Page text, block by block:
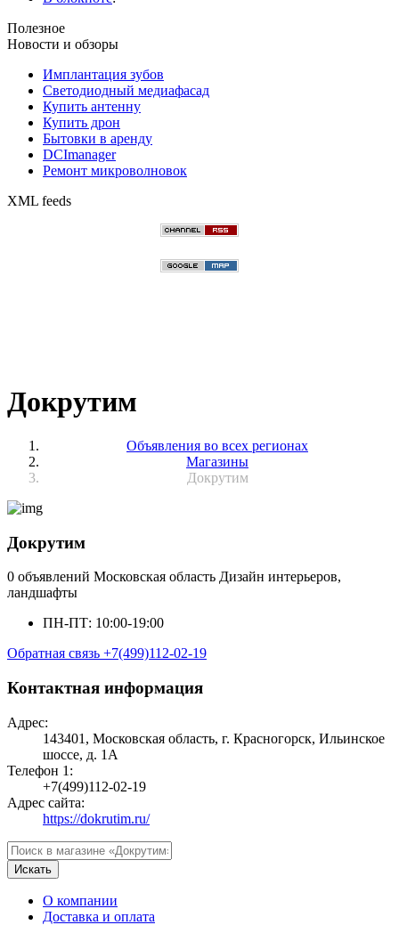
Полезное
Новости и обзоры
Имплантация зубов
Светодиодный медиафасад
Купить антенну
Купить дрон
Бытовки в аренду
DCImanager
Ремонт микроволновок
XML feeds
Докрутим
Объявления во всех регионах
Магазины
Докрутим
Докрутим
0 объявлений Московская область Дизайн интерьеров,
ландшафты
ПН-ПТ: 10:00-19:00
Обратная связь +7(499)112-02-19
Контактная информация
Адрес:
143401, Московская область, г. Красногорск, Ильинское
шоссе, д. 1А
Телефон 1:
+7(499)112-02-19
Адрес сайта:
https://dokrutim.ru/
Искать
О компании
Доставка и оплата